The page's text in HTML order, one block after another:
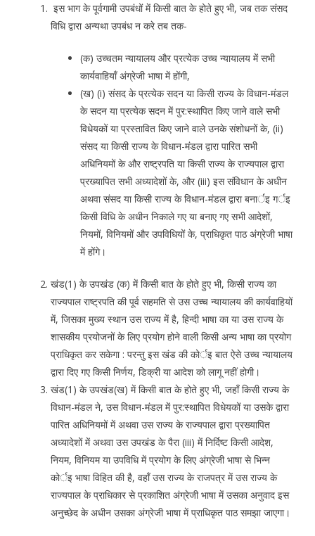
इस भाग के पूर्वगामी उपबंधों में किसी बात के होते हुए भी, जब तक संसद
विधि द्वारा अन्यथा उपबंध न करे तब तक-
(क) उच्चतम न्यायालय और प्रत्येक उच्च न्यायालय में सभी
कार्यवाहियाँ अंग्रेजी भाषा में होंगी,
(ख) (i) संसद के प्रत्येक सदन या किसी राज्य के विधान-मंडल
के सदन या प्रत्येक सदन में पुर:स्थापित किए जाने वाले सभी
विधेयकों या प्रस्तावित किए जाने वाले उनके संशोधनों के, (ii)
संसद या किसी राज्य के विधान-मंडल द्वारा पारित सभी
अधिनियमों के और राष्ट्रपति या किसी राज्य के राज्यपाल द्वारा
प्रख्यापित सभी अध्यादेशों के, और (iii) इस संविधान के अधीन
अथवा संसद या किसी राज्य के विधान-मंडल द्वारा बनार्इ गर्इ
किसी विधि के अधीन निकाले गए या बनाए गए सभी आदेशों,
नियमों, विनियमों और उपविधियों के, प्राधिकृत पाठ अंग्रेजी भाषा
में होंगे।
खंड(1) के उपखंड (क) में किसी बात के होते हुए भी, किसी राज्य का
राज्यपाल राष्ट्रपति की पूर्व सहमति से उस उच्च न्यायालय की कार्यवाहियों
में, जिसका मुख्य स्थान उस राज्य में है, हिन्दी भाषा का या उस राज्य के
शासकीय प्रयोजनों के लिए प्रयोग होने वाली किसी अन्य भाषा का प्रयोग
प्राधिकृत कर सकेगा : परन्तु इस खंड की कोर्इ बात ऐसे उच्च न्यायालय
द्वारा दिए गए किसी निर्णय, डिक्री या आदेश को लागू नहीं होगी।
खंड(1) के उपखंड(ख) में किसी बात के होते हुए भी, जहाँ किसी राज्य के
विधान-मंडल ने, उस विधान-मंडल में पुर:स्थापित विधेयकों या उसके द्वारा
पारित अधिनियमों में अथवा उस राज्य के राज्यपाल द्वारा प्रख्यापित
अध्यादेशों में अथवा उस उपखंड के पैरा (iii) में निर्दिष्ट किसी आदेश,
नियम, विनियम या उपविधि में प्रयोग के लिए अंग्रेजी भाषा से भिन्न
कोर्इ भाषा विहित की है, वहाँ उस राज्य के राजपत्र में उस राज्य के
राज्यपाल के प्राधिकार से प्रकाशित अंग्रेजी भाषा में उसका अनुवाद इस
अनुच्छेद के अधीन उसका अंग्रेजी भाषा में प्राधिकृत पाठ समझा जाएगा।